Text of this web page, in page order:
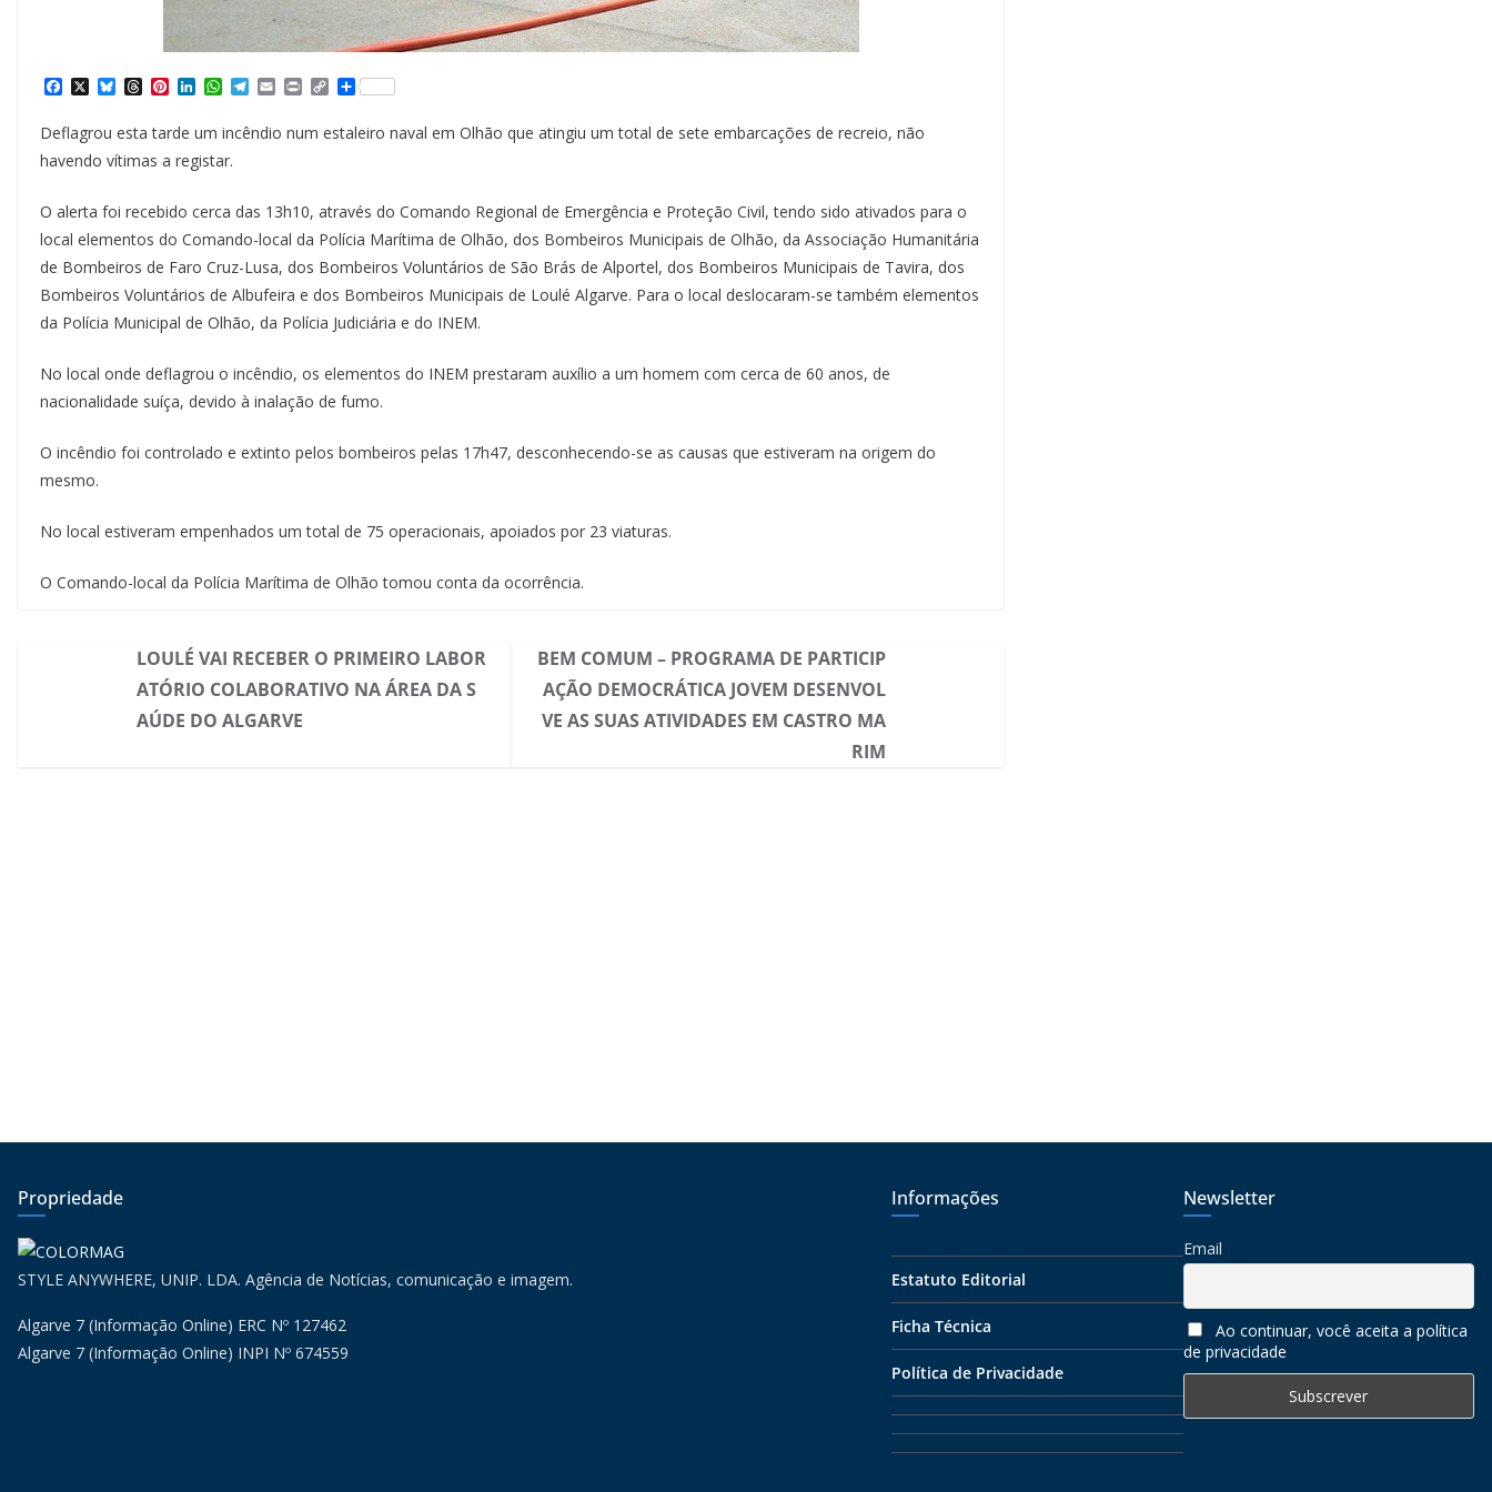
a
c
e
b
o
k
X B
e
s
k
T
h
e
a
d
P
n
t
e
r
s
L
k
e
d
n
W
h
a
t
s
A
p
T
e
e
m
E
m
i
P
n
C
o
y
k
S
h
a
r
Deflagrou esta tarde um incêndio num estaleiro naval em Olhão que atingiu um total de sete embarcações de recreio, não
havendo vítimas a registar.
O alerta foi recebido cerca das 13h10, através do Comando Regional de Emergência e Proteção Civil, tendo sido ativados para o
local elementos do Comando-local da Polícia Marítima de Olhão, dos Bombeiros Municipais de Olhão, da Associação Humanitária
de Bombeiros de Faro Cruz-Lusa, dos Bombeiros Voluntários de São Brás de Alportel, dos Bombeiros Municipais de Tavira, dos
Bombeiros Voluntários de Albufeira e dos Bombeiros Municipais de Loulé Algarve. Para o local deslocaram-se também elementos
da Polícia Municipal de Olhão, da Polícia Judiciária e do INEM.
No local onde deflagrou o incêndio, os elementos do INEM prestaram auxílio a um homem com cerca de 60 anos, de
nacionalidade suíça, devido à inalação de fumo.
O incêndio foi controlado e extinto pelos bombeiros pelas 17h47, desconhecendo-se as causas que estiveram na origem do
mesmo.
No local estiveram empenhados um total de 75 operacionais, apoiados por 23 viaturas.
O Comando-local da Polícia Marítima de Olhão tomou conta da ocorrência.
LOULÉ VAI RECEBER O PRIMEIRO LABOR
ATÓRIO COLABORATIVO NA ÁREA DA S
AÚDE DO ALGARVE
BEM COMUM – PROGRAMA DE PARTICIP
AÇÃO DEMOCRÁTICA JOVEM DESENVOL
VE AS SUAS ATIVIDADES EM CASTRO MA
RIM
Propriedade
STYLE ANYWHERE, UNIP. LDA. Agência de Notícias, comunicação e imagem.
Algarve 7 (Informação Online) ERC Nº 127462
Algarve 7 (Informação Online) INPI Nº 674559
Informações
Estatuto Editorial
Ficha Técnica
Política de Privacidade
Newsletter
Email
Ao continuar, você aceita a política
de privacidade